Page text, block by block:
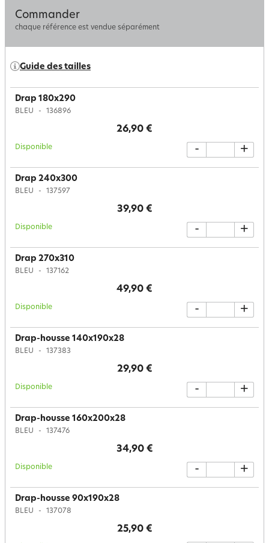
Commander
chaque référence est vendue séparément
Guide des tailles
Drap 180x290
BLEU 136896
26,90 €
Disponible - +
Drap 240x300
BLEU 137597
39,90 €
Disponible - +
Drap 270x310
BLEU 137162
49,90 €
Disponible - +
Drap-housse 140x190x28
BLEU 137383
29,90 €
Disponible - +
Drap-housse 160x200x28
BLEU 137476
34,90 €
Disponible - +
Drap-housse 90x190x28
BLEU 137078
25,90 €